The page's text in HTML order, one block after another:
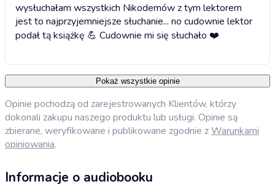
wysłuchałam wszystkich Nikodemów z tym lektorem
jest to najprzyjemniejsze słuchanie... no cudownie lektor
podał tą książkę 💪 Cudownie mi się słuchało ❤️
Pokaż wszystkie opinie
Opinie pochodzą od zarejestrowanych Klientów, którzy
dokonali zakupu naszego produktu lub usługi. Opinie są
zbierane, weryfikowane i publikowane zgodnie zWarunkami
opiniowania.
Informacje o audiobooku